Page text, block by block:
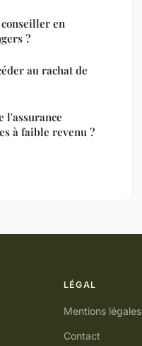
en
?
au rachat de
l'assurance
à faible revenu ?
LÉGAL
Mentions légales
Contact